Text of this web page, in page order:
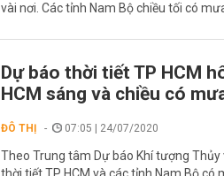
vài nơi. Các tỉnh Nam Bộ chiều tối có
Dự báo thời tiết TP HCM
HCM sáng và chiều có
ĐÔ THỊ 07:05 | 24/07/2020
Theo Trung tâm Dự báo Khí tượng Thủy